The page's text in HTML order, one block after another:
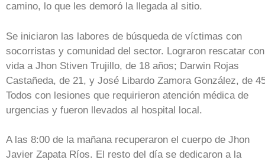
camino, lo que les demoró la llegada al sitio.
Se iniciaron las labores de búsqueda de víctimas con
socorristas y comunidad del sector. Lograron rescatar con
vida a Jhon Stiven Trujillo, de 18 años; Darwin Rojas
Castañeda, de 21, y José Libardo Zamora González, de
Todos con lesiones que requirieron atención médica de
urgencias y fueron llevados al hospital local.
A las 8:00 de la mañana recuperaron el cuerpo de Jhon
Javier Zapata Ríos. El resto del día se dedicaron a la